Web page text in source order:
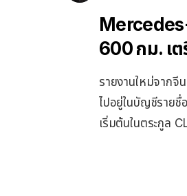
600 กม. เ
รายงานใหม่จากจี
ไปอยู่ในบัญชีรายชื่
เริ่มต้นในตระกูล